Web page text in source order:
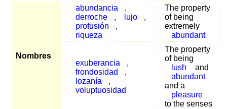
Nombres
abundancia
,
derroche
, lujo
,
profusión
,
riqueza
The property
of being
extremely
abundant
exuberancia
,
frondosidad
,
lozanía
,
voluptuosidad
The property
of being
lush
and
abundant
and a
pleasure
to the senses